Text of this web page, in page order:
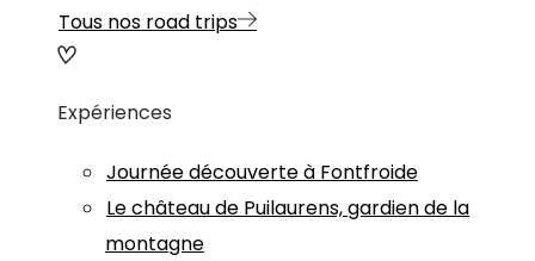
Tous nos road trips
Expériences
Journée découverte à Fontfroide
Le château de Puilaurens, gardien de la
montagne